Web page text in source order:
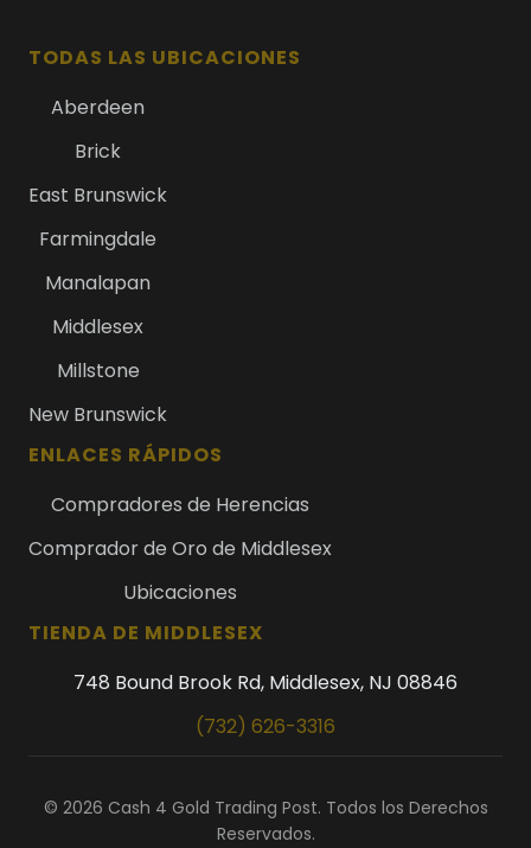
TODAS LAS UBICACIONES
Aberdeen
Brick
East Brunswick
Farmingdale
Manalapan
Middlesex
Millstone
New Brunswick
ENLACES RÁPIDOS
Compradores de Herencias
Comprador de Oro de Middlesex
Ubicaciones
TIENDA DE MIDDLESEX
748 Bound Brook Rd, Middlesex, NJ 08846
(732) 626-3316
© 2026 Cash 4 Gold Trading Post. Todos los Derechos
Reservados.